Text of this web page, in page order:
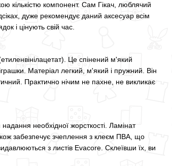
кількістю компонент. Сам Гікач, люблячий
дуже рекомендує даний аксесуар всім
і цінують свій час.
Це спінений м'який
Матеріал легкий, м'який і пружний. Він
Практично нічим не пахне, не викликає
необхідної жорсткості. Ламінат
забезпечує зчеплення з клеєм ПВА, що
з листів Evacore. Склеївши їх, ви